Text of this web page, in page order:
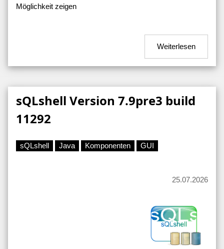
Möglichkeit zeigen
Weiterlesen
sQLshell Version 7.9pre3 build
11292
sQLshell Java Komponenten GUI
25.07.2026